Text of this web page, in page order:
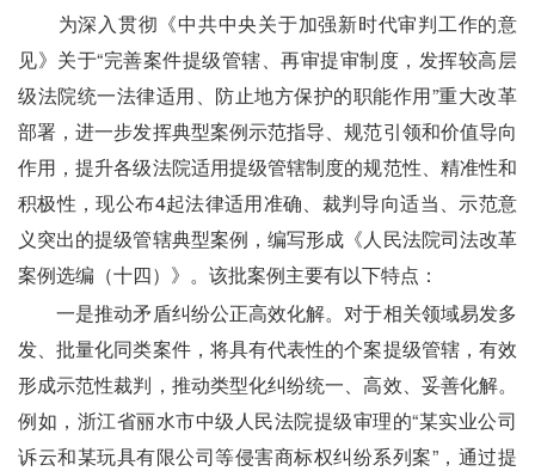
为深入贯彻《中共中央关于加强新时代审判工作的意
见》关于“完善案件提级管辖、再审提审制度，发挥较高层
级法院统一法律适用、防止地方保护的职能作用”重大改革
部署，进一步发挥典型案例示范指导、规范引领和价值导向
作用，提升各级法院适用提级管辖制度的规范性、精准性和
积极性，现公布4起法律适用准确、裁判导向适当、示范意
义突出的提级管辖典型案例，编写形成《人民法院司法改革
案例选编（十四）》。该批案例主要有以下特点：
一是推动矛盾纠纷公正高效化解。对于相关领域易发多
发、批量化同类案件，将具有代表性的个案提级管辖，有效
形成示范性裁判，推动类型化纠纷统一、高效、妥善化解。
例如，浙江省丽水市中级人民法院提级审理的“某实业公司
诉云和某玩具有限公司等侵害商标权纠纷系列案”，通过提